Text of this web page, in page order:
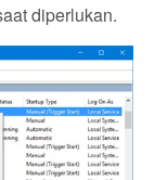
diperlukan.